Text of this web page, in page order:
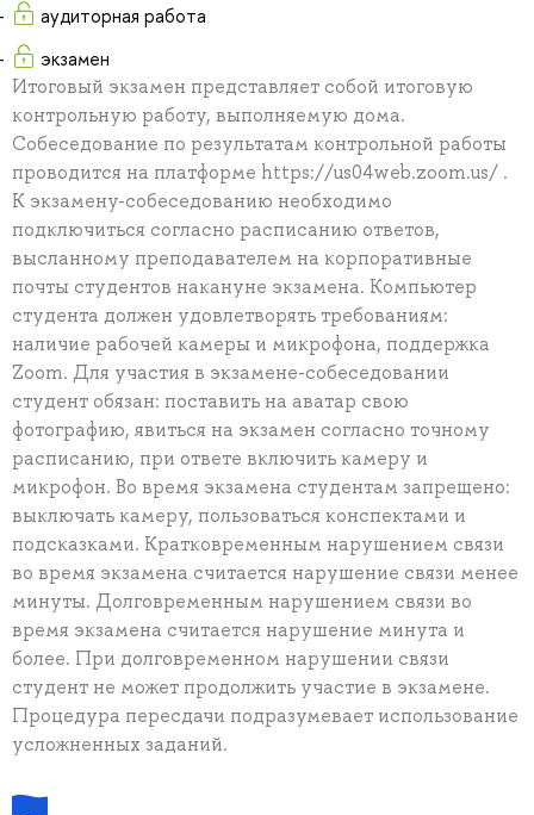
аудиторная работа
экзамен
Итоговый экзамен представляет собой итоговую
контрольную работу, выполняемую дома.
Собеседование по результатам контрольной работы
проводится на платформе https://us04web.zoom.us/ .
К экзамену-собеседованию необходимо
подключиться согласно расписанию ответов,
высланному преподавателем на корпоративные
почты студентов накануне экзамена. Компьютер
студента должен удовлетворять требованиям:
наличие рабочей камеры и микрофона, поддержка
Zoom. Для участия в экзамене-собеседовании
студент обязан: поставить на аватар свою
фотографию, явиться на экзамен согласно точному
расписанию, при ответе включить камеру и
микрофон. Во время экзамена студентам запрещено:
выключать камеру, пользоваться конспектами и
подсказками. Кратковременным нарушением связи
во время экзамена считается нарушение связи менее
минуты. Долговременным нарушением связи во
время экзамена считается нарушение минута и
более. При долговременном нарушении связи
студент не может продолжить участие в экзамене.
Процедура пересдачи подразумевает использование
усложненных заданий.